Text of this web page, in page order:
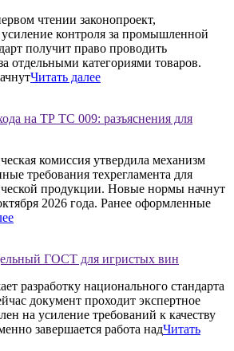
чтении законопроект,
контроля за промышленной
получит право проводить
отдельными категориями товаров.
Читать далее
на ТР ТС 009: разъяснения для
комиссия утвердила механизм
требования техрегламента для
продукции. Новые нормы начнут
2026 года. Ранее оформленные
ГОСТ для игристых вин
разработку национального стандарта
документ проходит экспертное
на усиление требований к качеству
завершается работа надЧитать